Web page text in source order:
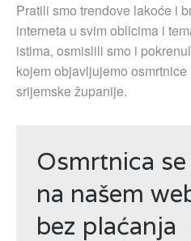
Pratili smo trendove lakoće i
interneta u svim oblicima i
istima, osmislili smo i
kojem objavljujemo
srijemske županije.
Osmrtnica
na našem
bez plaćanja